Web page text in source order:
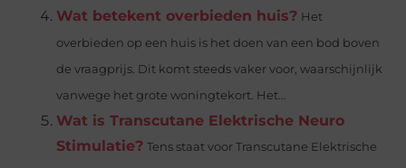
Wat betekent overbieden huis? Het
overbieden op een huis is het doen van een bod boven
de vraagprijs. Dit komt steeds vaker voor, waarschijnlijk
vanwege het grote woningtekort. Het...
Wat is Transcutane Elektrische Neuro
Stimulatie? Tens staat voor Transcutane Elektrische